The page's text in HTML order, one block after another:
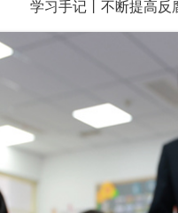
学习手记丨不断提高反